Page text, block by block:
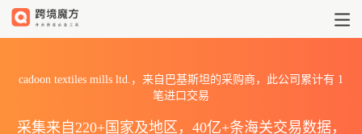
cadoon textiles mills ltd.，来自巴基斯坦的采购商，此公司累计有 1
笔进口交易
采集来自220+国家及地区，40亿+条海关交易数据，